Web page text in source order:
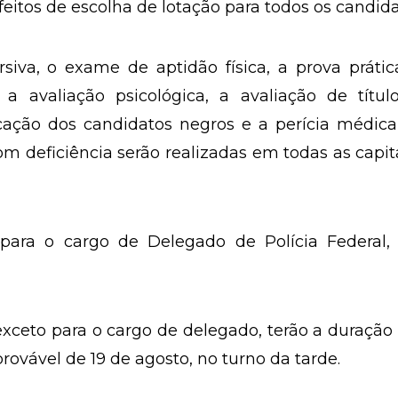
de escolha de lotação para todos os
o exame de aptidão física, a prova
avaliação psicológica, a avaliação de
dos candidatos negros e a perícia
deficiência serão realizadas em todas as
o cargo de Delegado de Polícia Federal,
para o cargo de delegado, terão a duração
de 19 de agosto, no turno da tarde.